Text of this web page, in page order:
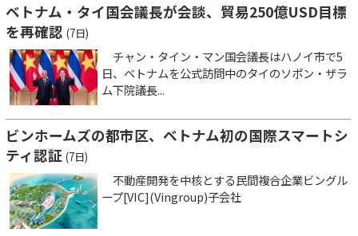
ベトナム・タイ国会議長が会談、貿易250億USD目標
を再確認 (7日)
チャン・タイン・マン国会議長はハノイ市で5
日、ベトナムを公式訪問中のタイのソポン・ザラ
ム下院議長...
ビンホームズの都市区、ベトナム初の国際スマートシ
ティ認証 (7日)
不動産開発を中核とする民間複合企業ビングル
ープ[VIC](Vingroup)子会社